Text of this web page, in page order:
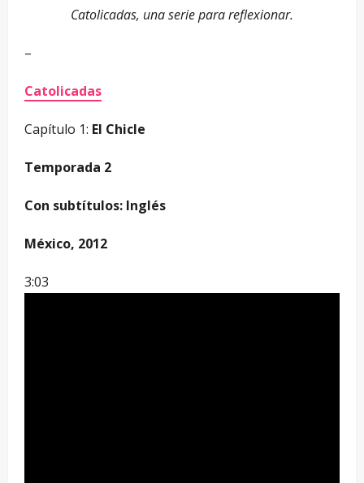
Catolicadas, una serie para reflexionar.
–
Catolicadas
Capítulo 1: El Chicle
Temporada 2
Con subtítulos: Inglés
México, 2012
3:03